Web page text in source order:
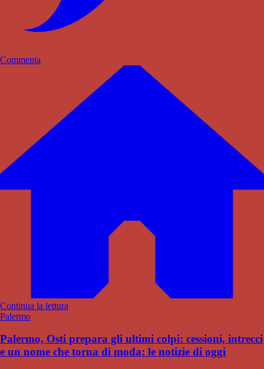
Commenta
Continua la lettura
Palermo
Palermo, Osti prepara gli ultimi colpi: cessioni, intrecci
e un nome che torna di moda: le notizie di oggi